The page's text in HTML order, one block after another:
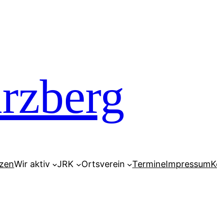
Wir aktiv JRK Ortsverein TermineImpressum